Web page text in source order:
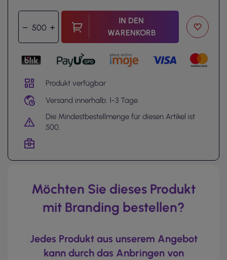
IN DEN
WARENKORB
Produkt verfügbar
Versand innerhalb: 1-3 Tage
Die Mindestbestellmenge für diesen Artikel ist
500.
Möchten Sie dieses Produkt
mit Branding bestellen?
Jedes Produkt aus unserem Angebot
kann durch das Anbringen von